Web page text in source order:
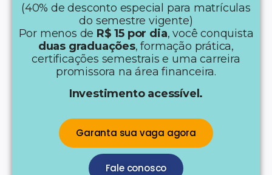
(40% de desconto especial para matrículas
do semestre vigente)
Por menos de R$ 15 por dia, você conquista
duas graduações, formação prática,
certificações semestrais e uma carreira
promissora na área financeira.
Investimento acessível.
Garanta sua vaga agora
Fale conosco